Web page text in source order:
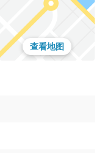
查看地图